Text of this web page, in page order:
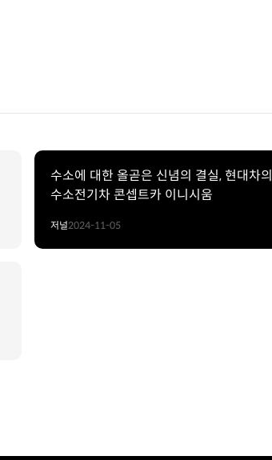
수소에 대한 올곧은 신념의 결실, 현대차의
수소전기차 콘셉트카 이니시움
저널2024-11-05